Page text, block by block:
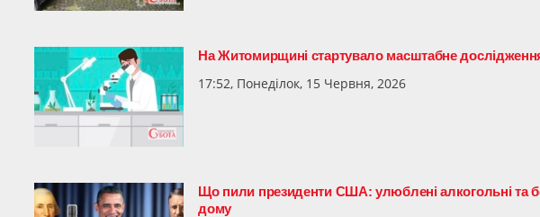
На Житомирщині стартувало масштабне
17:52, Понеділок, 15 Червня, 2026
Що пили президенти США: улюблені алкогольні та
дому